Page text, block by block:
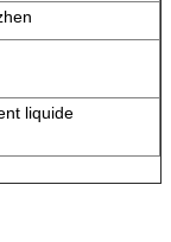
liquide